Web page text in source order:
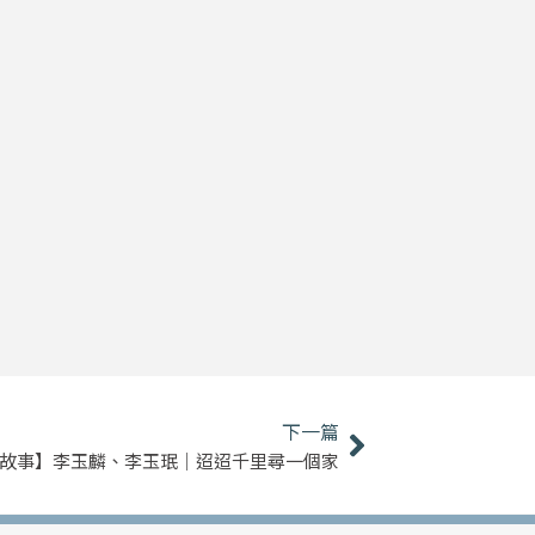
下一篇
事】李玉麟、李玉珉｜迢迢千里尋一個家
下一篇